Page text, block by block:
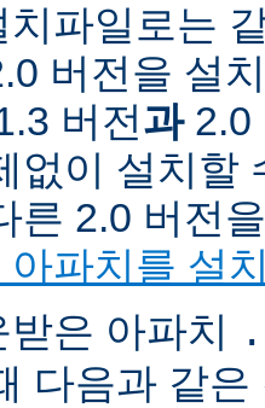
치파일로는
버전을 설
버전과2.0
없이 설치할
른 2.0 버전
아파치를 설
은 아파치
다음과 같